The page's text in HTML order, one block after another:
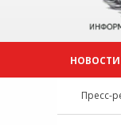
НОВОСТИ
Пресс-